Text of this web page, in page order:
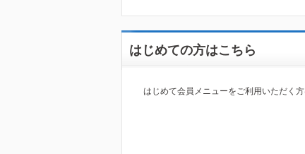
はじめての方はこちら
はじめて会員メニューをご利用いただく